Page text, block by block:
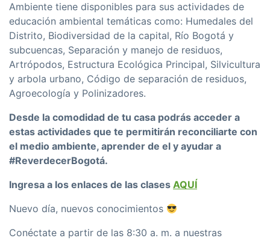
Ambiente tiene disponibles para sus actividades de
educación ambiental temáticas como: Humedales del
Distrito, Biodiversidad de la capital, Río Bogotá y
subcuencas, Separación y manejo de residuos,
Artrópodos, Estructura Ecológica Principal, Silvicultura
y arbola urbano, Código de separación de residuos,
Agroecología y Polinizadores.
Desde la comodidad de tu casa podrás acceder a
estas actividades que te permitirán reconciliarte con
el medio ambiente, aprender de el y ayudar a
#ReverdecerBogotá.
Ingresa a los enlaces de las clases AQUÍ
Nuevo día, nuevos conocimientos
Conéctate a partir de las 8:30 a. m. a nuestras